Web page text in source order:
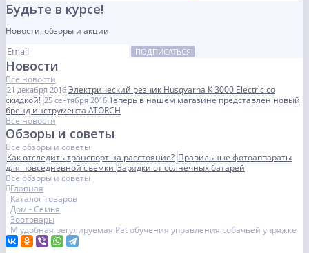
Будьте в курсе!
Новости, обзоры и акции
ПОДПИСАТЬСЯ
Новости
Все новости
21 декабря 2016 Электрический резчик Husqvarna K 3000 Electric со
скидкой! 25 сентября 2016 Теперь в нашем магазине представлен новый
бренд инструмента ATORCH
Все новости
Обзоры и советы
Все обзоры и советы
Как отследить транспорт на расстояние? Правильные фотоаппараты
для повседневной съемкиЗарядки от солнечных батарей
Все обзоры и советы
Главная
Каталог товаров
Дом - Семья
Зоотовары
М удобная регулируемая Pet обучения управления собачьей упряжке